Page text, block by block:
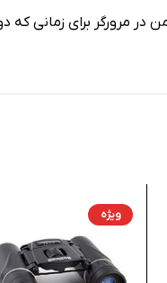
در مرورگر برای زمانی که
ویژه